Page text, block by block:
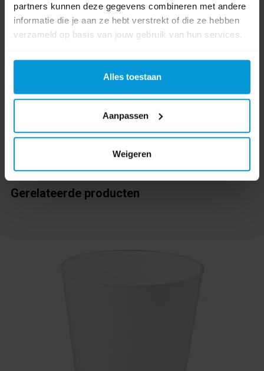
partners kunnen deze gegevens combineren met andere
informatie die je aan ze hebt verstrekt of die ze hebben
verzameld op basis van jouw gebruik van hun services.
Alles toestaan
Aanpassen
Weigeren
Product labels
beker (7), plastic (5), reusable (14), goldplast (2)
0 beoordeling(en)
Schrijf als eerste voor dit product een beoordeling
Gerelateerde producten